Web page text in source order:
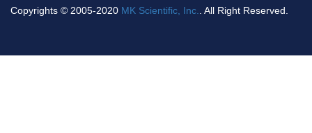
Copyrights © 2005-2020 MK Scientific, Inc. . All Right Reserved.